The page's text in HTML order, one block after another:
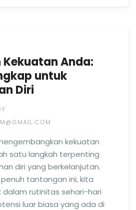
Kekuatan Anda:
untuk
Diri
kekuatan
satu langkah terpenting
diri yang berkelanjutan.
tantangan ini, kita
dalam rutinitas sehari-hari
luar biasa yang ada di